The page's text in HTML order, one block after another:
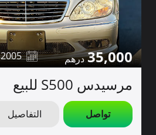
35,000
2005
مرسيدس S500 للبيع
تواصل التفاصيل